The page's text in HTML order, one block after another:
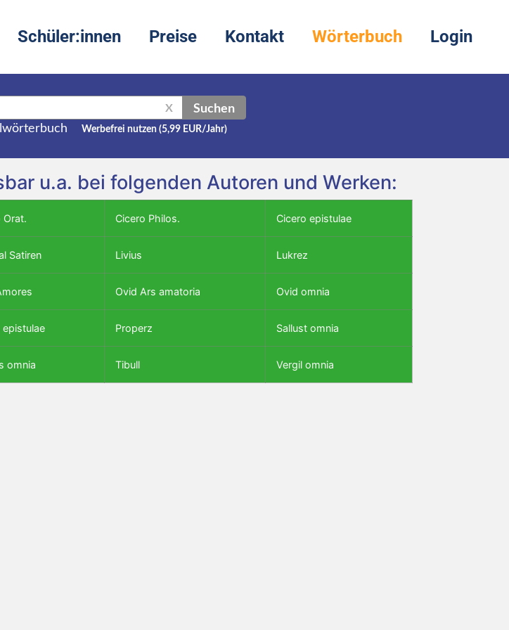
Schüler:innen Preise Kontakt Wörterbuch Login
X Suchen
Werbefrei nutzen (5,99 EUR/Jahr)
u.a. bei folgenden Autoren und Werken:
Orat. Cicero Philos. Cicero epistulae
Satiren Livius Lukrez
Ovid Ars amatoria Ovid omnia
epistulae Properz Sallust omnia
omnia Tibull Vergil omnia